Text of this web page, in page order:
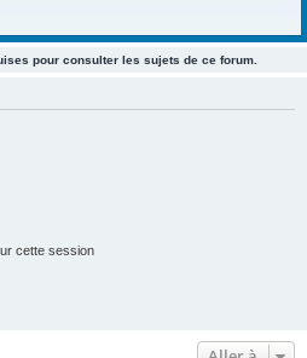
pour consulter les sujets de ce forum.
cette session